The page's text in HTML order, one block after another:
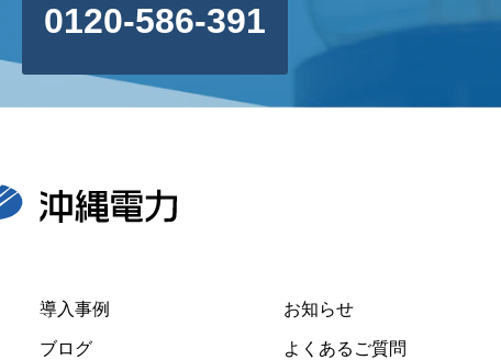
0120-586-391
導入事例
ブログ
お知らせ
よくあるご質問